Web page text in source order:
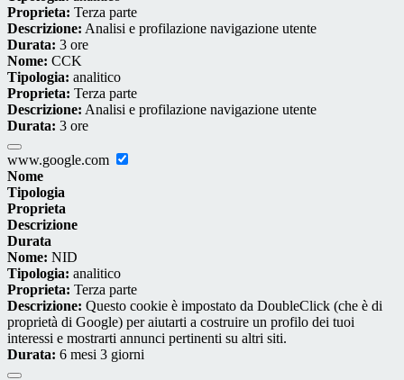
Proprieta: Terza parte
Descrizione: Analisi e profilazione navigazione utente
Durata: 3 ore
Nome: CCK
Tipologia: analitico
Proprieta: Terza parte
Descrizione: Analisi e profilazione navigazione utente
Durata: 3 ore
www.google.com
Nome
Tipologia
Proprieta
Descrizione
Durata
Nome: NID
Tipologia: analitico
Proprieta: Terza parte
Descrizione: Questo cookie è impostato da DoubleClick (che è di
proprietà di Google) per aiutarti a costruire un profilo dei tuoi
interessi e mostrarti annunci pertinenti su altri siti.
Durata: 6 mesi 3 giorni